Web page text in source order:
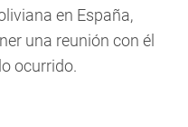
en España,
una reunión con él
ocurrido.